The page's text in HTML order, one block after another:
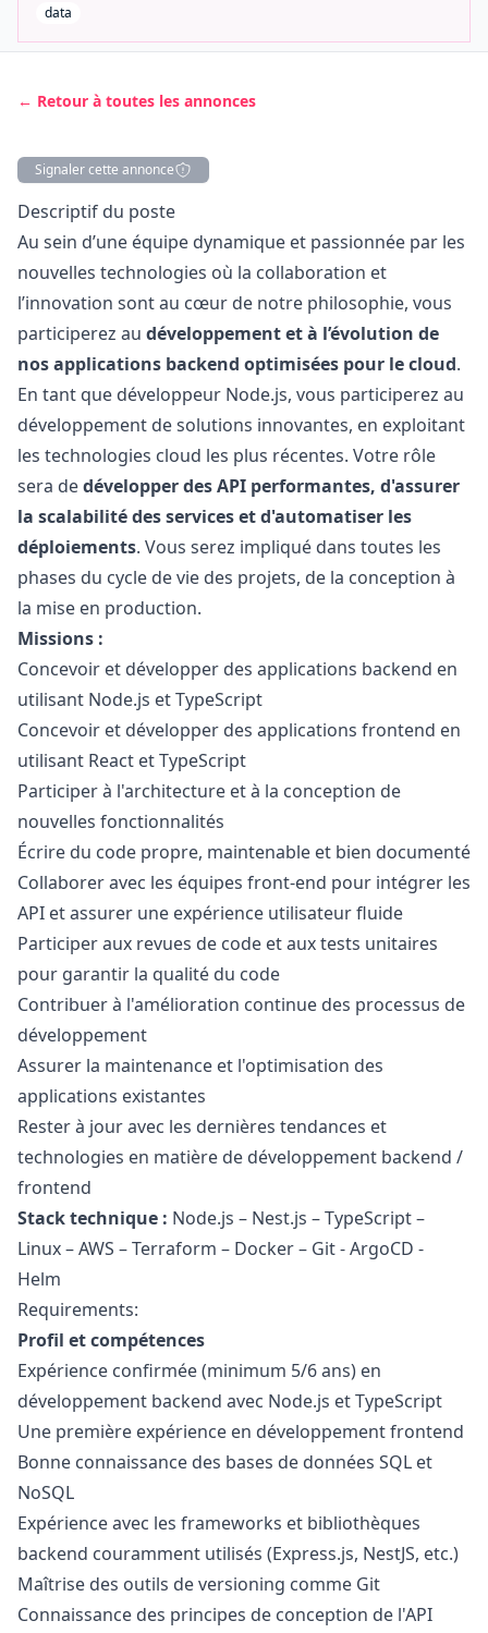
data
← Retour à toutes les annonces
Signaler cette annonce
Description
Descriptif du poste
Au sein d’une équipe dynamique et passionnée par les
nouvelles technologies où la collaboration et
l’innovation sont au cœur de notre philosophie, vous
participerez au développement et à l’évolution de
nos applications backend optimisées pour le cloud.
En tant que développeur Node.js, vous participerez au
développement de solutions innovantes, en exploitant
les technologies cloud les plus récentes. Votre rôle
sera dedévelopper des API performantes, d'assurer
la scalabilité des services et d'automatiser les
déploiements. Vous serez impliqué dans toutes les
phases du cycle de vie des projets, de la conception à
la mise en production.
Missions :
Concevoir et développer des applications backend en
utilisant Node.js et TypeScript
Concevoir et développer des applications frontend en
utilisant React et TypeScript
Participer à l'architecture et à la conception de
nouvelles fonctionnalités
Écrire du code propre, maintenable et bien documenté
Collaborer avec les équipes front-end pour intégrer les
API et assurer une expérience utilisateur fluide
Participer aux revues de code et aux tests unitaires
pour garantir la qualité du code
Contribuer à l'amélioration continue des processus de
développement
Assurer la maintenance et l'optimisation des
applications existantes
Rester à jour avec les dernières tendances et
technologies en matière de développement backend /
frontend
Stack technique : Node.js – Nest.js – TypeScript –
Linux – AWS – Terraform – Docker – Git - ArgoCD -
Helm
Requirements:
Profil et compétences
Expérience confirmée (minimum 5/6 ans) en
développement backend avec Node.js et TypeScript
Une première expérience en développement frontend
Bonne connaissance des bases de données SQL et
NoSQL
Expérience avec les frameworks et bibliothèques
backend couramment utilisés (Express.js, NestJS, etc.)
Maîtrise des outils de versioning comme Git
Connaissance des principes de conception de l'API